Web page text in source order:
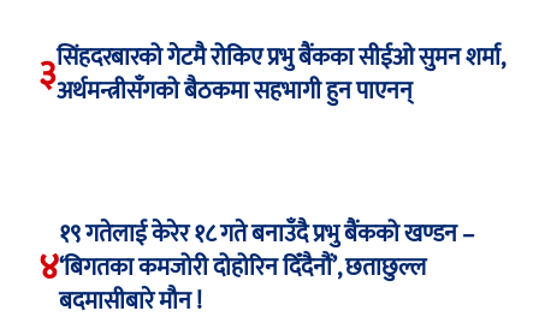
३सिंहदरबारको गेटमै रोकिए प्रभु बैंकका सीईओ सुमन शर्मा,
अर्थमन्त्रीसँगको बैठकमा सहभागी हुन पाएनन्
४
१९ गतेलाई केरेर १८ गते बनाउँदै प्रभु बैंकको खण्डन –
‘बिगतका कमजोरी दोहोरिन दिँदैनौं’, छताछुल्ल
बदमासीबारे मौन !